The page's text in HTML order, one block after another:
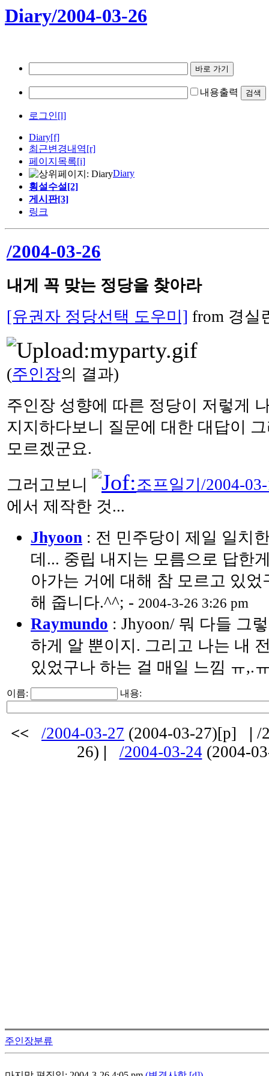
Diary/2004-03-26
내용출력
로그인[l]
Diary[f]
최근변경내역[r]
페이지목록[i]
Diary
횡설수설[2]
게시판[3]
링크
/2004-03-26
내게 꼭 맞는 정당을 찾아라
[유권자 정당선택 도우미] from 경실
(주인장의 결과)
주인장 성향에 따른 정당이 저렇게
지지하다보니 질문에 대한 대답이
모르겠군요.
그러고보니
조프일기/2004-
에서 제작한 것...
Jhyoon : 전 민주당이 제일 일치
데... 중립 내지는 모름으로 답한
아가는 거에 대해 참 모르고 있
해 줍니다.^^; - 2004-3-26 3:26 pm
Raymundo : Jhyoon/ 뭐 다들 그
하게 알 뿐이지. 그리고 나는 내
있었구나 하는 걸 매일 느낌 ㅠ,.
이름: 내용:
<< /2004-03-27 (2004-03-27)[p] | /
26) | /2004-03-24 (2004-
주인장분류